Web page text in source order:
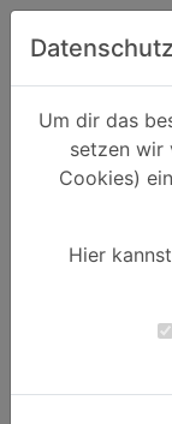
Um dir das
setzen wir
Cookies)
Hier